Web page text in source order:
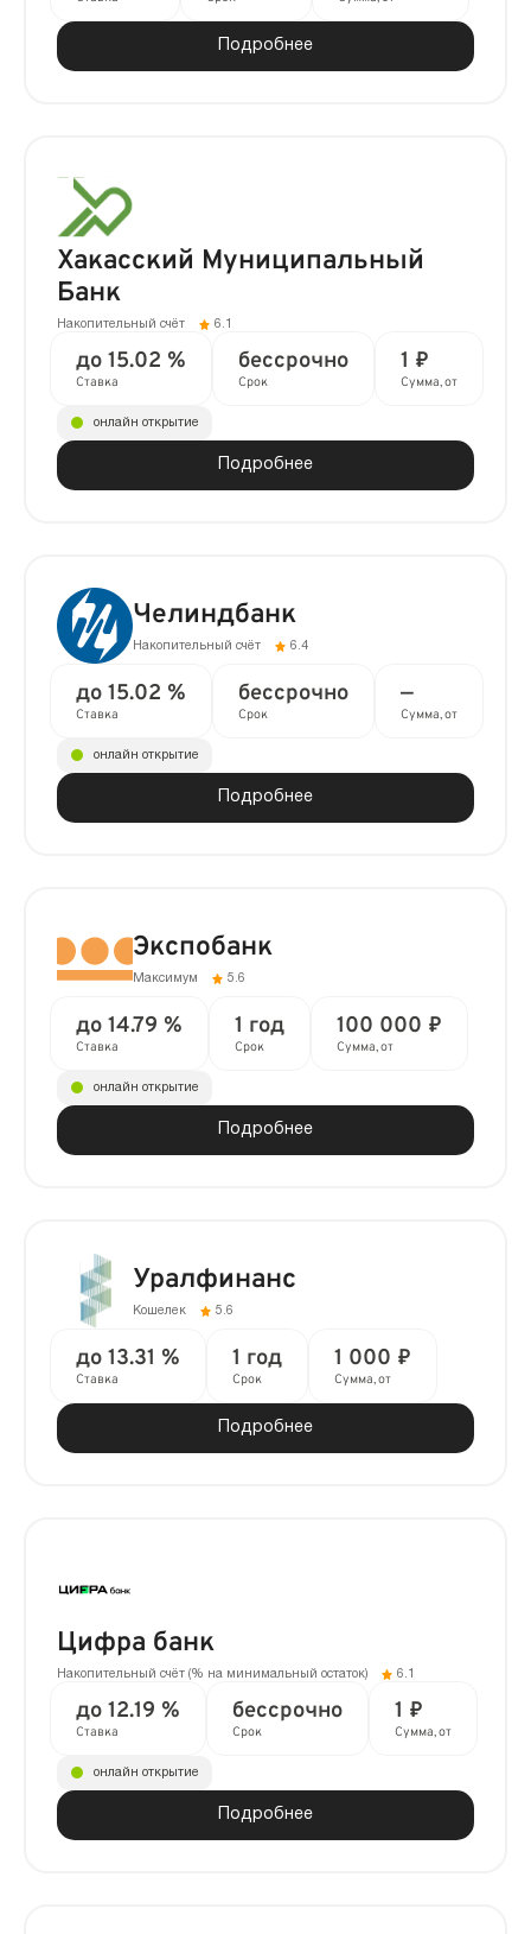
Подробнее
Хакасский Муниципальный
Банк
Накопительный счёт 6.1
до 15.02 %
Ставка
бессрочно
Срок
1 ₽
Сумма, от
Подробнее
онлайн открытие
Челиндбанк
Накопительный счёт 6.4
до 15.02 %
Ставка
бессрочно
Срок
—
Сумма, от
Подробнее
онлайн открытие
Экспобанк
Максимум 5.6
до 14.79 %
Ставка
1 год
Срок
100 000 ₽
Сумма, от
Подробнее
онлайн открытие
Уралфинанс
Кошелек 5.6
до 13.31 %
Ставка
1 год
Срок
1 000 ₽
Сумма, от
Подробнее
Цифра банк
Накопительный счёт (% на минимальный остаток) 6.1
до 12.19 %
Ставка
бессрочно
Срок
1 ₽
Сумма, от
Подробнее
онлайн открытие